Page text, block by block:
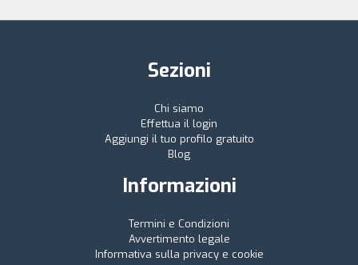
Sezioni
Chi siamo
Effettua il login
Aggiungi il tuo profilo gratuito
Blog
Informazioni
Termini e Condizioni
Avvertimento legale
Informativa sulla privacy e cookie